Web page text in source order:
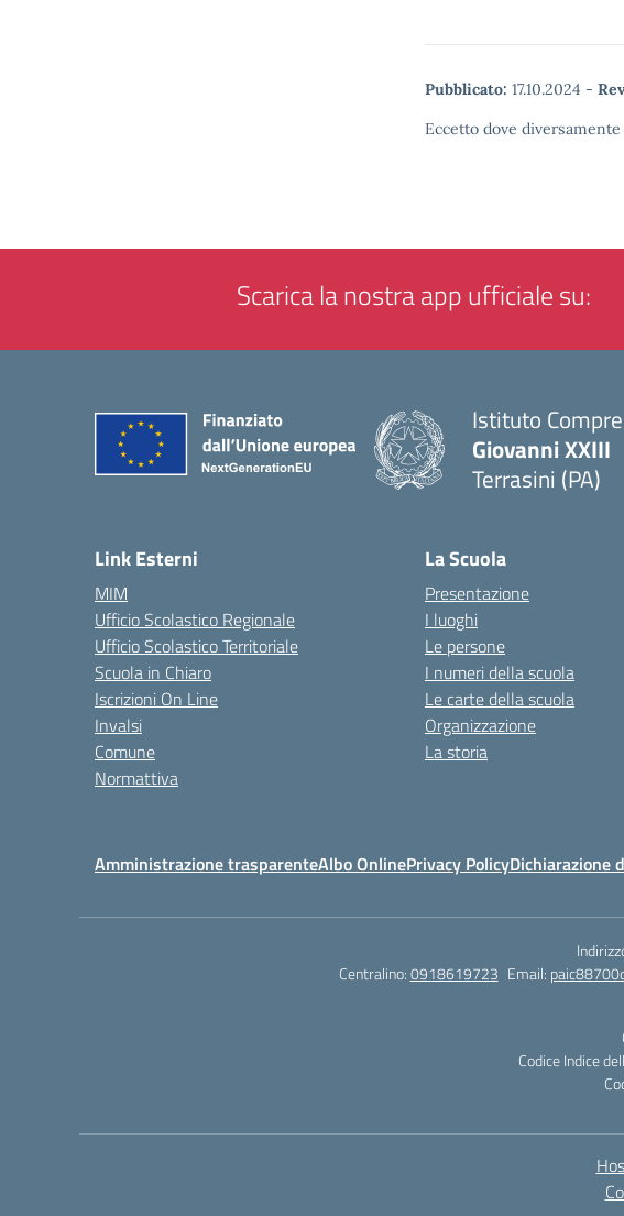
Pubblicato: 17.10.2024 -
Eccetto dove
Scarica la nostra app ufficiale su:
Istituto
Giovanni XXIII
Terrasini (PA)
Link Esterni
MIM
Ufficio Scolastico Regionale
Ufficio Scolastico Territoriale
Scuola in Chiaro
Iscrizioni On Line
Invalsi
Comune
Normattiva
La Scuola
Presentazione
I luoghi
Le persone
I numeri della scuola
Le carte della scuola
Organizzazione
La storia
Amministrazione trasparenteAlbo OnlinePrivacy PolicyDichiarazione
Centralino:0918619723 Email:
Codice Indice